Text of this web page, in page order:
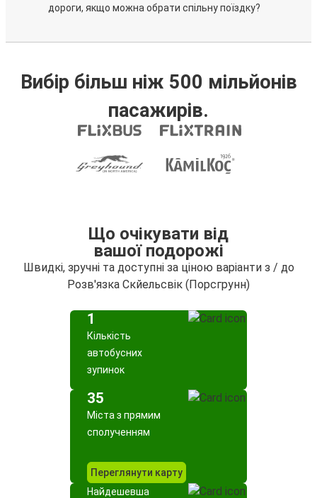
дороги, якщо можна обрати спільну поїздку?
Вибір більш ніж 500 мільйонів
пасажирів.
Що очікувати від
вашої подорожі
Швидкі, зручні та доступні за ціною варіанти з / до
Розв'язка Скйельсвік (Порсгрунн)
1
Кількість
автобусних
зупинок
35
Міста з прямим
сполученням
Переглянути карту
Найдешевша